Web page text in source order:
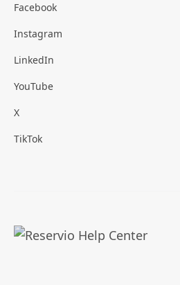
Facebook
Instagram
LinkedIn
YouTube
X
TikTok